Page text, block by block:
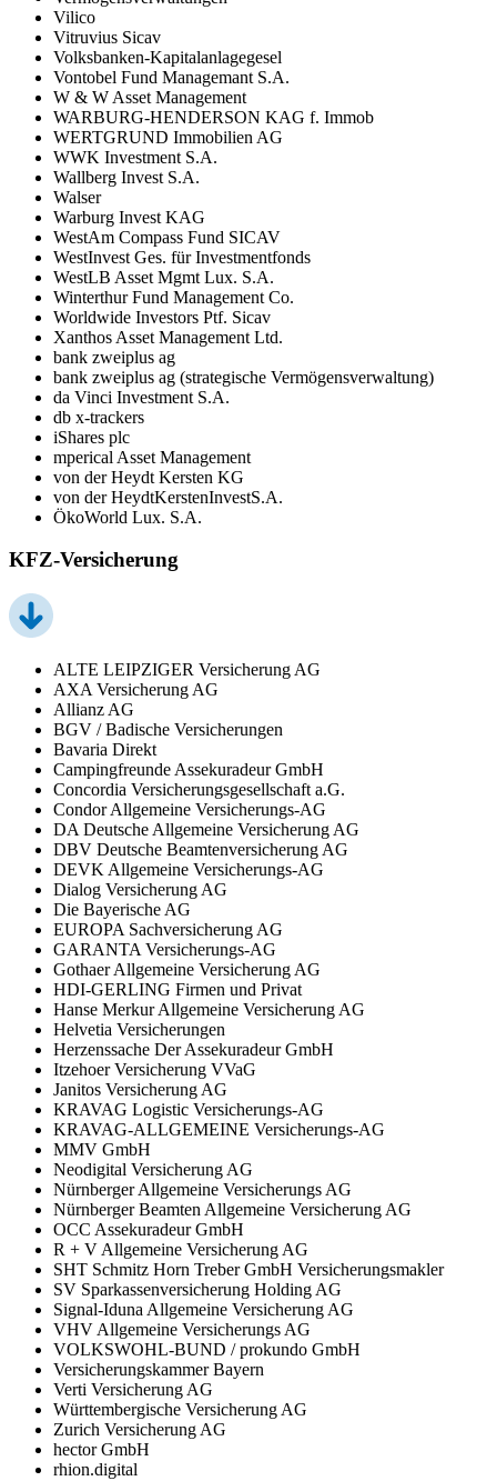
Vilico
Vitruvius Sicav
Volksbanken-Kapitalanlagegesel
Vontobel Fund Managemant S.A.
W & W Asset Management
WARBURG-HENDERSON KAG f. Immob
WERTGRUND Immobilien AG
WWK Investment S.A.
Wallberg Invest S.A.
Walser
Warburg Invest KAG
WestAm Compass Fund SICAV
WestInvest Ges. für Investmentfonds
WestLB Asset Mgmt Lux. S.A.
Winterthur Fund Management Co.
Worldwide Investors Ptf. Sicav
Xanthos Asset Management Ltd.
bank zweiplus ag
bank zweiplus ag (strategische Vermögensverwaltung)
da Vinci Investment S.A.
db x-trackers
iShares plc
mperical Asset Management
von der Heydt Kersten KG
von der HeydtKerstenInvestS.A.
ÖkoWorld Lux. S.A.
KFZ-Versicherung
ALTE LEIPZIGER Versicherung AG
AXA Versicherung AG
Allianz AG
BGV / Badische Versicherungen
Bavaria Direkt
Campingfreunde Assekuradeur GmbH
Concordia Versicherungsgesellschaft a.G.
Condor Allgemeine Versicherungs-AG
DA Deutsche Allgemeine Versicherung AG
DBV Deutsche Beamtenversicherung AG
DEVK Allgemeine Versicherungs-AG
Dialog Versicherung AG
Die Bayerische AG
EUROPA Sachversicherung AG
GARANTA Versicherungs-AG
Gothaer Allgemeine Versicherung AG
HDI-GERLING Firmen und Privat
Hanse Merkur Allgemeine Versicherung AG
Helvetia Versicherungen
Herzenssache Der Assekuradeur GmbH
Itzehoer Versicherung VVaG
Janitos Versicherung AG
KRAVAG Logistic Versicherungs-AG
KRAVAG-ALLGEMEINE Versicherungs-AG
MMV GmbH
Neodigital Versicherung AG
Nürnberger Allgemeine Versicherungs AG
Nürnberger Beamten Allgemeine Versicherung AG
OCC Assekuradeur GmbH
R + V Allgemeine Versicherung AG
SHT Schmitz Horn Treber GmbH Versicherungsmakler
SV Sparkassenversicherung Holding AG
Signal-Iduna Allgemeine Versicherung AG
VHV Allgemeine Versicherungs AG
VOLKSWOHL-BUND / prokundo GmbH
Versicherungskammer Bayern
Verti Versicherung AG
Württembergische Versicherung AG
Zurich Versicherung AG
hector GmbH
rhion.digital